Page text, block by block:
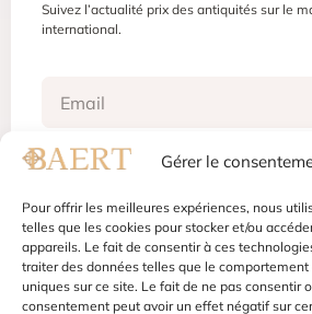
Gérer le
Pour offrir les meilleures expériences, nous
telles que les cookies pour stocker et/ou
appareils. Le fait de consentir à ces
traiter des données telles que le
uniques sur ce site. Le fait de ne pas consentir
consentement peut avoir un effet négatif sur
Uploadez vos
Formulaire d'estimation en
Régis Baert, antiquaire dans
Sablon à Bruxelles, pour
avancée.